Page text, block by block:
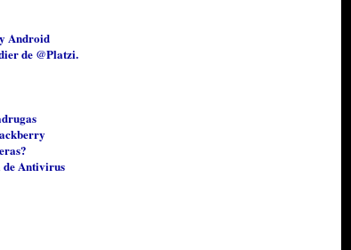
Android
de @Platzi.
Antivirus